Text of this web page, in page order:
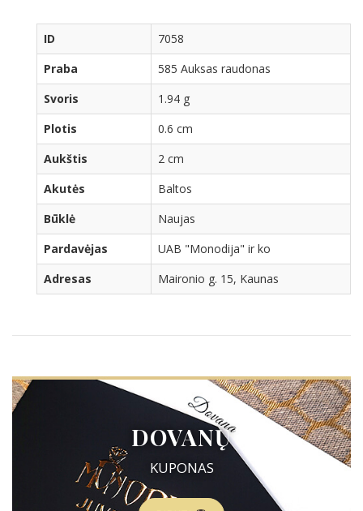
ID
7058
Praba
585 Auksas raudonas
Svoris
1.94 g
Plotis
0.6 cm
Aukštis
2 cm
Akutės
Baltos
Būklė
Naujas
Pardavėjas
UAB "Monodija" ir ko
Adresas
Maironio g. 15, Kaunas
DOVANŲ
KUPONAS